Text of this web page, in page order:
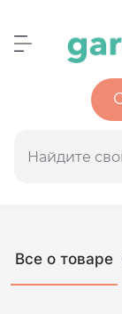
Все о товаре